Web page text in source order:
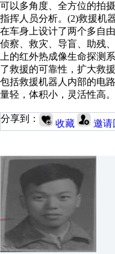
可以多角度、全方位的拍
指挥人员分析。(2)救援机
在车身上设计了两个多自
侦察、救灾、导盲、助残
上的红外热成像生命探测
了救援的可靠性，扩大救
包括救援机器人内部的电
量轻，体积小，灵活性高
分享到： 收藏 邀请